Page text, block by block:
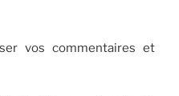
vos commentaires et